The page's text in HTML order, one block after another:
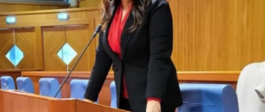
CULTURA
AMBIENTE
Streaming
LAC TV
LAC NETWORK